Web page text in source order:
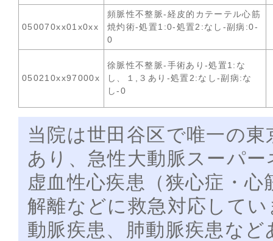
050070xx01x0xx
頻脈性不整脈-経皮的カテーテル心筋
焼灼術-処置1:0-処置2:なし-副病:0-
0
050210xx97000x
徐脈性不整脈-手術あり-処置1:な
し、１,３あり-処置2:なし-副病:な
し-0
当院は世田谷区で唯一の
あり、急性大動脈スーパ
虚血性心疾患（狭心症・
解離などに救急対応して
動脈疾患、肺動脈疾患な